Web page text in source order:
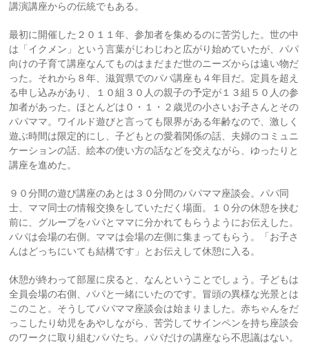
講演講座からの伝統でもある。
最初に開催した２０１１年、参加者を集めるのに苦労した。世の中
は「イクメン」という言葉がじわじわと広がり始めていたが、パパ
向けの子育て講座なんてものはまだまだ世のニーズからは遠い物だ
った。それから８年、滋賀県でのパパ講座も４年目だ。定員を超え
る申し込みがあり、１０組３０人の親子の予定が１３組５０人の参
加者があった。ほとんどは０・１・２歳児の小さいお子さんとその
パパママ。ワイルド遊びと言っても限界がある年齢なので、激しく
遊ぶ時間は限定的にし、子どもとの愛着関係の話、夫婦のコミュニ
ケーションの話、絵本の使い方の話などを交えながら、ゆったりと
講座を進めた。
９０分間の遊び講座のあとは３０分間のパパママ座談会。パパ同
士、ママ同士の情報交換をしていただく場面。１０分の休憩を挟む
前に、グループをパパとママに分かれてもらうようにお伝えした。
パパは会場の右側。ママは会場の左側に集まってもらう。「お子さ
んはどっちにいても結構です」とお伝えして休憩に入る。
休憩が終わって部屋に戻ると、なんということでしょう。子どもは
全員会場の右側、パパと一緒にいたのです。冒頭の異様な光景とは
このこと。そうしてパパママ座談会は始まりました。赤ちゃんをだ
っこしたり幼児をあやしながら、苦労してサインペンを持ち座談会
のワークに取り組むパパたち。パパだけの講座なら不思議はない。